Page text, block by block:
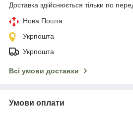
Доставка здійснюється тільки по
Нова Пошта
Укрпошта
Укрпошта
Всі умови доставки
Умови оплати